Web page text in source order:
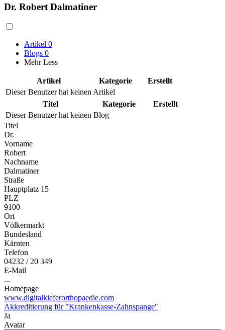
Dr. Robert Dalmatiner
Artikel 0
Blogs 0
Mehr Less
Artikel Kategorie
Erstellt
Dieser Benutzer hat keinen Artikel
Titel
Kategorie
Erstellt
Dieser Benutzer hat keinen Blog
Titel
Dr.
Vorname
Robert
Nachname
Dalmatiner
Straße
Hauptplatz 15
PLZ
9100
Ort
Völkermarkt
Bundesland
Kärnten
Telefon
04232 / 20 349
E-Mail
...
Homepage
www.digitalkieferorthopaedie.com
Akkreditierung für "Krankenkasse-Zahnspange"
Ja
Avatar